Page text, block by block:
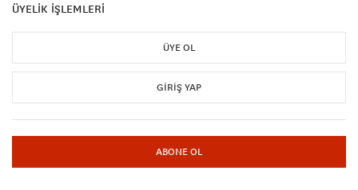
ÜYELİK İŞLEMLERİ
ÜYE OL
GIRIŞ YAP
ABONE OL